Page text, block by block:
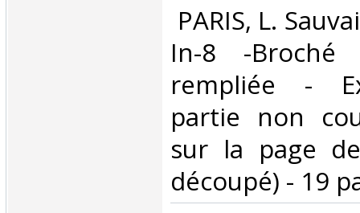
PARIS, L.
In-8 -Broché
rempliée -
partie non
sur la page
découpé) - 19